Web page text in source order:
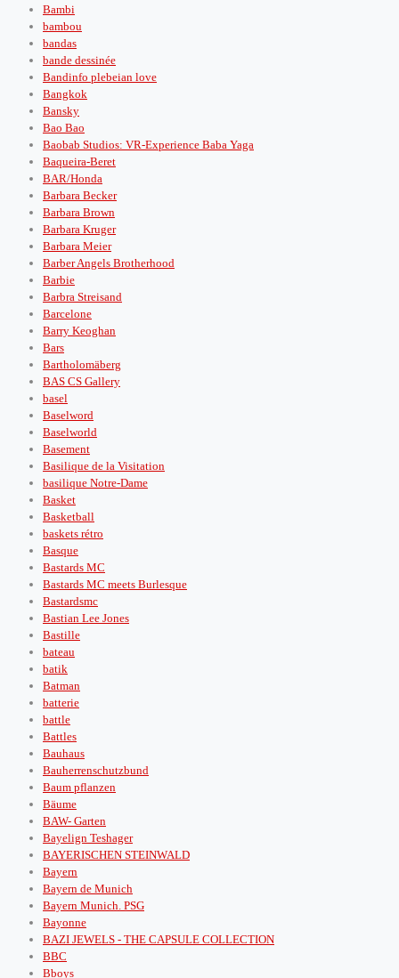
Bambi
bambou
bandas
bande dessinée
Bandinfo plebeian love
Bangkok
Bansky
Bao Bao
Baobab Studios: VR-Experience Baba Yaga
Baqueira-Beret
BAR/Honda
Barbara Becker
Barbara Brown
Barbara Kruger
Barbara Meier
Barber Angels Brotherhood
Barbie
Barbra Streisand
Barcelone
Barry Keoghan
Bars
Bartholomäberg
BAS CS Gallery
basel
Baselword
Baselworld
Basement
Basilique de la Visitation
basilique Notre-Dame
Basket
Basketball
baskets rétro
Basque
Bastards MC
Bastards MC meets Burlesque
Bastardsmc
Bastian Lee Jones
Bastille
bateau
batik
Batman
batterie
battle
Battles
Bauhaus
Bauherrenschutzbund
Baum pflanzen
Bäume
BAW- Garten
Bayelign Teshager
BAYERISCHEN STEINWALD
Bayern
Bayern de Munich
Bayern Munich. PSG
Bayonne
BAZI JEWELS - THE CAPSULE COLLECTION
BBC
Bboys